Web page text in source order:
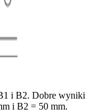
i B2. Dobre wyniki
i B2 = 50 mm.